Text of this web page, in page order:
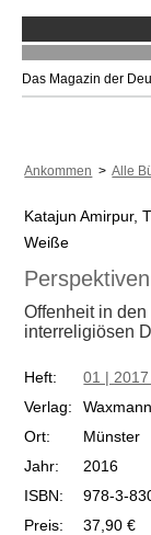
Das Magazin der
Ankommen >Alle
Katajun Amirpur,
Weiße
Offenheit in
interreligiösen
Heft:
01 |
Verlag:
Ort:
Münster
Jahr:
2016
ISBN:
978-3-
Preis:
37,90 €